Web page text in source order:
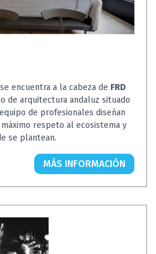
se encuentra a la cabeza de FRD
de arquitectura andaluz situado
de profesionales diseñan
respeto al ecosistema y
se plantean.
MÁS INFORMACIÓN